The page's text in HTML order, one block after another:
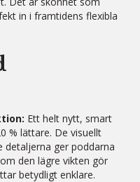
in i framtidens flexibla
Ett helt nytt, smart
% lättare. De visuellt
ger poddarna
den lägre vikten gör
betydligt enklare.